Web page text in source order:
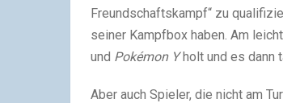
Freundschaftskampf“ zu
seiner Kampfbox haben. Am
und Pokémon Yholt und es dann
Aber auch Spieler, die nicht am